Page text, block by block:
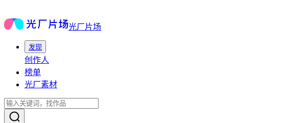
光厂片场
发现
创作人
榜单
光厂素材